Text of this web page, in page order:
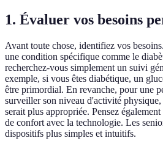
1. Évaluer vos besoins
Avant toute chose, identifiez vos
une condition spécifique comme le
recherchez-vous simplement un suivi
exemple, si vous êtes diabétique, un
être primordial. En revanche, pour une
surveiller son niveau d'activité
serait plus appropriée. Pensez
de confort avec la technologie. Les
dispositifs plus simples et intuitifs.